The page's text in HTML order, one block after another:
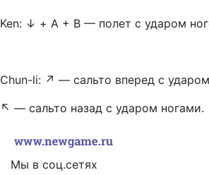
Ken: ↓ + А + В — полет с ударом
Chun-li: ↗ — сальто вперед с
↖ — сальто назад с ударом ногами.
Мы в соц.сетях